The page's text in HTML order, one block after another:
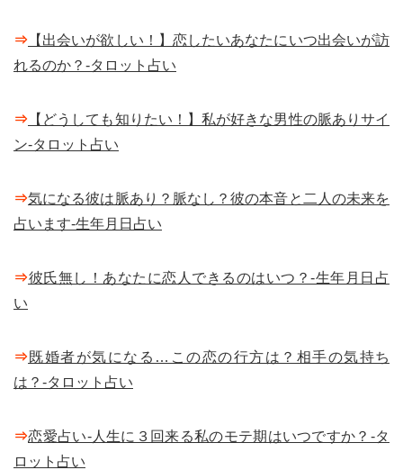
⇒ 【出会いが欲しい！】恋したいあなたにいつ出会いが訪
れるのか？-タロット占い
⇒ 【どうしても知りたい！】私が好きな男性の脈ありサイ
ン-タロット占い
⇒気になる彼は脈あり？脈なし？彼の本音と二人の未来を
占います-生年月日占い
⇒彼氏無し！あなたに恋人できるのはいつ？-生年月日占
い
⇒既婚者が気になる…この恋の行方は？相手の気持ち
は？-タロット占い
⇒恋愛占い-人生に３回来る私のモテ期はいつですか？-タ
ロット占い